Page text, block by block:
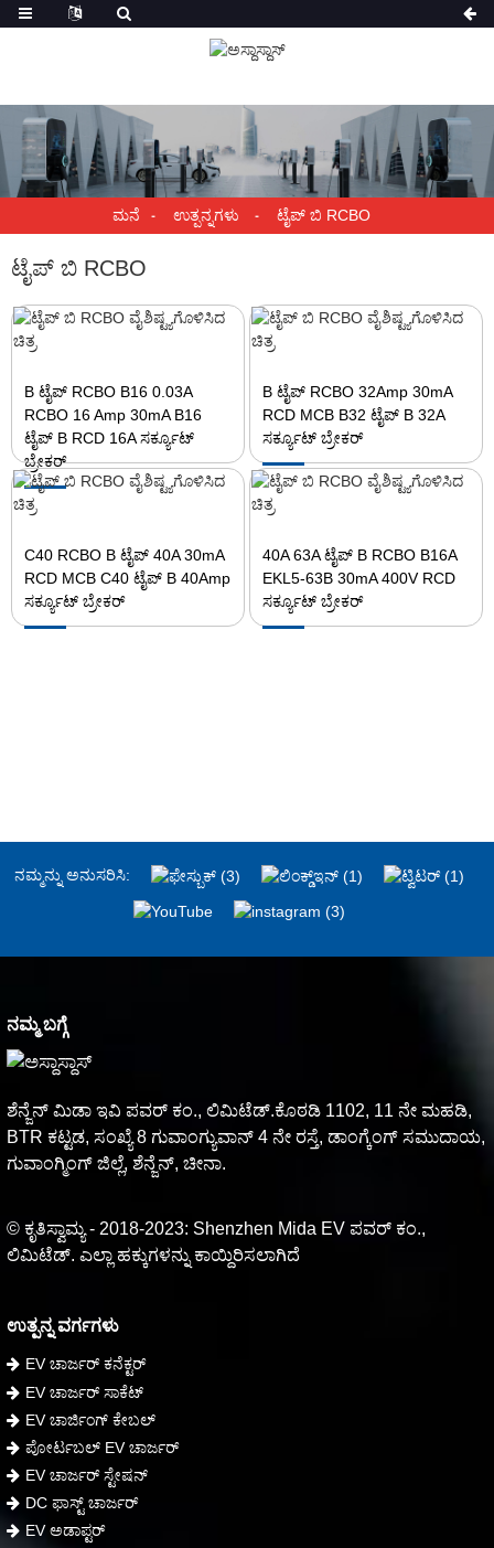
ಮನೆ ಉತ್ಪನ್ನಗಳು ಟೈಪ್ ಬಿ RCBO
ಟೈಪ್ ಬಿ RCBO
B ಟೈಪ್ RCBO B16 0.03A
RCBO 16 Amp 30mA B16
ಟೈಪ್ B RCD 16A ಸರ್ಕ್ಯೂಟ್
ಬ್ರೇಕರ್
B ಟೈಪ್ RCBO 32Amp 30mA
RCD MCB B32 ಟೈಪ್ B 32A
ಸರ್ಕ್ಯೂಟ್ ಬ್ರೇಕರ್
C40 RCBO B ಟೈಪ್ 40A 30mA
RCD MCB C40 ಟೈಪ್ B 40Amp
ಸರ್ಕ್ಯೂಟ್ ಬ್ರೇಕರ್
40A 63A ಟೈಪ್ B RCBO B16A
EKL5-63B 30mA 400V RCD
ಸರ್ಕ್ಯೂಟ್ ಬ್ರೇಕರ್
ನಮ್ಮನ್ನು ಅನುಸರಿಸಿ:
ನಮ್ಮ ಬಗ್ಗೆ
ಶೆನ್ಜೆನ್ ಮಿಡಾ ಇವಿ ಪವರ್ ಕಂ., ಲಿಮಿಟೆಡ್.ಕೊಠಡಿ 1102, 11 ನೇ ಮಹಡಿ,
BTR ಕಟ್ಟಡ, ಸಂಖ್ಯೆ 8 ಗುವಾಂಗ್ಯುವಾನ್ 4 ನೇ ರಸ್ತೆ, ಡಾಂಗ್ಕೆಂಗ್ ಸಮುದಾಯ,
ಗುವಾಂಗ್ಮಿಂಗ್ ಜಿಲ್ಲೆ, ಶೆನ್ಜೆನ್, ಚೀನಾ.
© ಕೃತಿಸ್ವಾಮ್ಯ - 2018-2023: Shenzhen Mida EV ಪವರ್ ಕಂ.,
ಲಿಮಿಟೆಡ್. ಎಲ್ಲಾ ಹಕ್ಕುಗಳನ್ನು ಕಾಯ್ದಿರಿಸಲಾಗಿದೆ
ಉತ್ಪನ್ನ ವರ್ಗಗಳು
EV ಚಾರ್ಜರ್ ಕನೆಕ್ಟರ್
EV ಚಾರ್ಜರ್ ಸಾಕೆಟ್
EV ಚಾರ್ಜಿಂಗ್ ಕೇಬಲ್
ಪೋರ್ಟಬಲ್ EV ಚಾರ್ಜರ್
EV ಚಾರ್ಜರ್ ಸ್ಟೇಷನ್
DC ಫಾಸ್ಟ್ ಚಾರ್ಜರ್
EV ಅಡಾಪ್ಟರ್